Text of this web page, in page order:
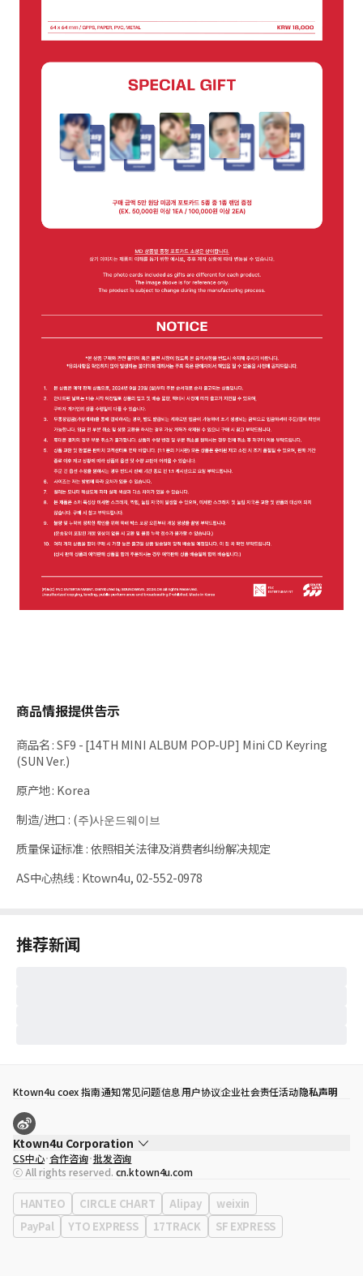
商品情报提供告示
商品名:SF9 - [14TH MINI ALBUM POP-UP] Mini CD Keyring
(SUN Ver.)
原产地: Korea
制造/进口 : (주)사운드웨이브
质量保证标准 :依照相关法律及消费者纠纷解决规定
AS中心热线 : Ktown4u, 02-552-0978
推荐新闻
Ktown4u coex 指南通知常见问题信息用户协议企业社会责任活动隐私声明
Ktown4u Corporation
代表
宋効珉
营业执照 120-87-71116
公司地址 首尔特别市 江南区 岭东大路 513号 3楼 （三成洞， coex)
CS中心 合作咨询 批发咨询
ⓒ All rights reserved. cn.ktown4u.com
HANTEO CIRCLE CHART Alipay
weixin
PayPal
YTO EXPRESS 17TRACK SF EXPRESS